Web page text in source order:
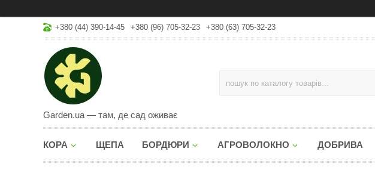
+380 (44) 390-14-45 +380 (96) 705-32-23 +380 (63) 705-32-23
Garden.ua — там, де сад оживає
КОРА ЩЕПА БОРДЮРИ АГРОВОЛОКНО ДОБРИВА